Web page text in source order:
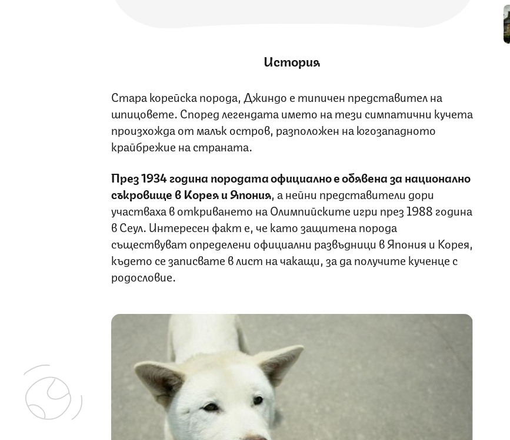
История
Стара корейска порода, Джиндо е типичен представител на
шпицовете. Според легендата името на тези симпатични кучета
произхожда от малък остров, разположен на югозападното
крайбрежие на страната.
През 1934 година породата официално е обявена за национално
съкровище в Корея и Япония, а нейни представители дори
участваха в откриването на Олимпийските игри през 1988 година
в Сеул. Интересен факт е, че като защитена порода
съществуват определени официални развъдници в Япония и Корея,
където се записвате в лист на чакащи, за да получите кученце с
родословие.